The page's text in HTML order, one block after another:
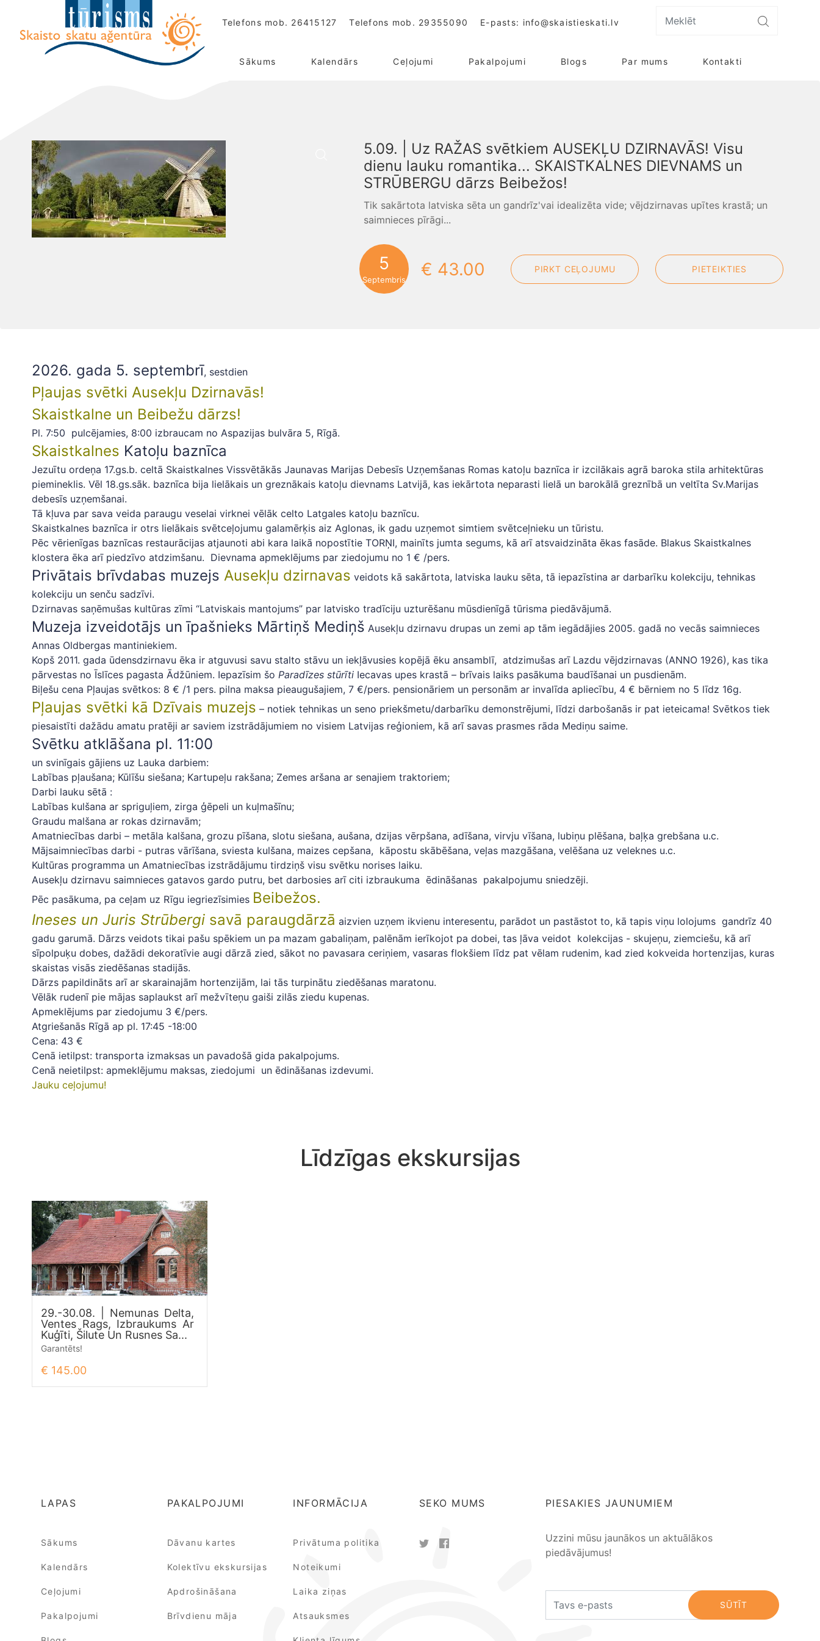
Telefons mob. 26415127 Telefons mob. 29355090 E-pasts: info@skaistieskati.lv
Sākums Kalendārs Ceļojumi Pakalpojumi Blogs Par mums Kontakti
5.09. | Uz RAŽAS svētkiem AUSEKĻU DZIRNAVĀS! Visu
dienu lauku romantika... SKAISTKALNES DIEVNAMS un
STRŪBERGU dārzs Beibežos!
Tik sakārtota latviska sēta un gandrīz'vai idealizēta vide; vējdzirnavas upītes krastā; un
saimnieces pīrāgi...
5
Septembris
€ 43.00 PIRKT CEĻOJUMU PIETEIKTIES
2026. gada 5. septembrī, sestdien
Pļaujas svētki Ausekļu Dzirnavās!
Skaistkalne un Beibežu dārzs!
Pl. 7:50 pulcējamies, 8:00 izbraucam no Aspazijas bulvāra 5, Rīgā.
Skaistkalnes Katoļu baznīca
Jezuītu ordeņa 17.gs.b. celtā Skaistkalnes Vissvētākās Jaunavas Marijas Debesīs Uzņemšanas Romas katoļu baznīca ir izcilākais agrā baroka stila arhitektūras
piemineklis. Vēl 18.gs.sāk. baznīca bija lielākais un greznākais katoļu dievnams Latvijā, kas iekārtota neparasti lielā un barokālā greznībā un veltīta Sv.Marijas
debesīs uzņemšanai.
Tā kļuva par sava veida paraugu veselai virknei vēlāk celto Latgales katoļu baznīcu.
Skaistkalnes baznīca ir otrs lielākais svētceļojumu galamērķis aiz Aglonas, ik gadu uzņemot simtiem svētceļnieku un tūristu.
Pēc vērienīgas baznīcas restaurācijas atjaunoti abi kara laikā nopostītie TORŅI, mainīts jumta segums, kā arī atsvaidzināta ēkas fasāde. Blakus Skaistkalnes
klostera ēka arī piedzīvo atdzimšanu. Dievnama apmeklējums par ziedojumu no 1 € /pers.
Privātais brīvdabas muzejs Ausekļu dzirnavas veidots kā sakārtota, latviska lauku sēta, tā iepazīstina ar darbarīku kolekciju, tehnikas
kolekciju un senču sadzīvi.
Dzirnavas saņēmušas kultūras zīmi “Latviskais mantojums” par latvisko tradīciju uzturēšanu mūsdienīgā tūrisma piedāvājumā.
Muzeja izveidotājs un īpašnieks Mārtiņš Mediņš Ausekļu dzirnavu drupas un zemi ap tām iegādājies 2005. gadā no vecās saimnieces
Annas Oldbergas mantiniekiem.
Kopš 2011. gada ūdensdzirnavu ēka ir atguvusi savu stalto stāvu un iekļāvusies kopējā ēku ansamblī, atdzimušas arī Lazdu vējdzirnavas (ANNO 1926), kas tika
pārvestas no Īslīces pagasta Ādžūniem. Iepazīsim šo Paradīzes stūrīti Iecavas upes krastā – brīvais laiks pasākuma baudīšanai un pusdienām.
Biļešu cena Pļaujas svētkos: 8 € /1 pers. pilna maksa pieaugušajiem, 7 €/pers. pensionāriem un personām ar invalīda apliecību, 4 € bērniem no 5 līdz 16g.
Pļaujas svētki kā Dzīvais muzejs – notiek tehnikas un seno priekšmetu/darbarīku demonstrējumi, līdzi darbošanās ir pat ieteicama! Svētkos tiek
piesaistīti dažādu amatu pratēji ar saviem izstrādājumiem no visiem Latvijas reģioniem, kā arī savas prasmes rāda Mediņu saime.
Svētku atklāšana pl. 11:00
un svinīgais gājiens uz Lauka darbiem:
Labības pļaušana; Kūlīšu siešana; Kartupeļu rakšana; Zemes aršana ar senajiem traktoriem;
Darbi lauku sētā :
Labības kulšana ar spriguļiem, zirga ģēpeli un kuļmašīnu;
Graudu malšana ar rokas dzirnavām;
Amatniecības darbi – metāla kalšana, grozu pīšana, slotu siešana, aušana, dzijas vērpšana, adīšana, virvju vīšana, lubiņu plēšana, baļķa grebšana u.c.
Mājsaimniecības darbi - putras vārīšana, sviesta kulšana, maizes cepšana, kāpostu skābēšana, veļas mazgāšana, velēšana uz veleknes u.c.
Kultūras programma un Amatniecības izstrādājumu tirdziņš visu svētku norises laiku.
Ausekļu dzirnavu saimnieces gatavos gardo putru, bet darbosies arī citi izbraukuma ēdināšanas pakalpojumu sniedzēji.
Pēc pasākuma, pa ceļam uz Rīgu iegriezīsimies Beibežos.
Ineses un Juris Strūbergi savā paraugdārzā aizvien uzņem ikvienu interesentu, parādot un pastāstot to, kā tapis viņu lolojums gandrīz 40
gadu garumā. Dārzs veidots tikai pašu spēkiem un pa mazam gabaliņam, palēnām ierīkojot pa dobei, tas ļāva veidot kolekcijas - skujeņu, ziemciešu, kā arī
sīpolpuķu dobes, dažādi dekoratīvie augi dārzā zied, sākot no pavasara ceriņiem, vasaras flokšiem līdz pat vēlam rudenim, kad zied kokveida hortenzijas, kuras
skaistas visās ziedēšanas stadijās.
Dārzs papildināts arī ar skarainajām hortenzijām, lai tās turpinātu ziedēšanas maratonu.
Vēlāk rudenī pie mājas saplaukst arī mežvīteņu gaiši zilās ziedu kupenas.
Apmeklējums par ziedojumu 3 €/pers.
Atgriešanās Rīgā ap pl. 17:45 -18:00
Cena: 43 €
Cenā ietilpst: transporta izmaksas un pavadošā gida pakalpojums.
Cenā neietilpst: apmeklējumu maksas, ziedojumi un ēdināšanas izdevumi.
Jauku ceļojumu!
Līdzīgas ekskursijas
29.-30.08. | Nemunas Delta,
Ventes Rags, Izbraukums Ar
Kuģīti, Šilute Un Rusnes Sa...
Garantēts!
€ 145.00
LAPAS
Sākums
Kalendārs
Ceļojumi
Pakalpojumi
PAKALPOJUMI
Dāvanu kartes
Kolektīvu ekskursijas
Apdrošināšana
Brīvdienu māja
INFORMĀCIJA
Privātuma politika
Noteikumi
Laika ziņas
Atsauksmes
SEKO MUMS PIESAKIES JAUNUMIEM
Uzzini mūsu jaunākos un aktuālākos
piedāvājumus!
SŪTĪT